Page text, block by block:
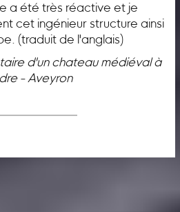
a été très réactive et je
cet ingénieur structure ainsi
(traduit de l'anglais)
d'un chateau médiéval à
- Aveyron